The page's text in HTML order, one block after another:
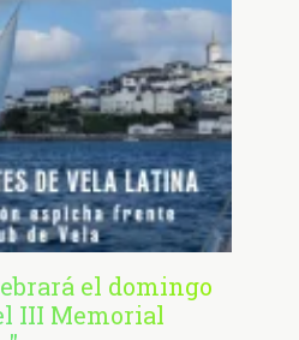
el domingo
III Memorial